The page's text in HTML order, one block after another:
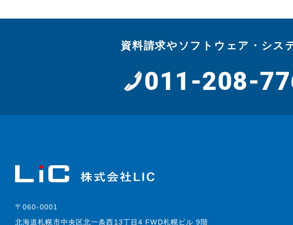
資料請求やソフトウェア・シス
011-208-
〒060-0001
北海道札幌市中央区北一条西13丁目4 FWD札幌ビル 9階